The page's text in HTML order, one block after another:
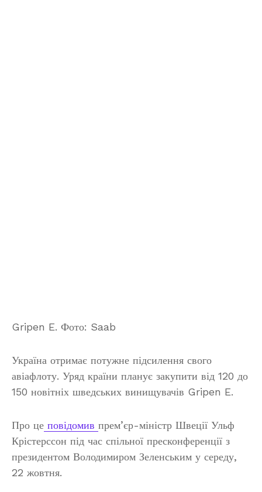
Gripen E. Фото: Saab
Україна отримає потужне підсилення свого
авіафлоту. Уряд країни планує закупити від 120 до
150 новітніх шведських винищувачів Gripen E.
Про це повідомив прем’єр-міністр Швеції Ульф
Крістерссон під час спільної пресконференції з
президентом Володимиром Зеленським у середу,
22 жовтня.